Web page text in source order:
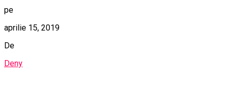
pe
aprilie 15, 2019
De
Deny